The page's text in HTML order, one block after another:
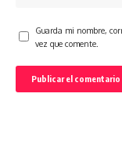
Guarda mi nombre,
vez que comente.